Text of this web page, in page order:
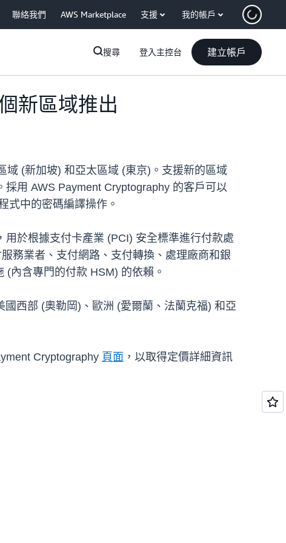
聯絡我們 AWS Marketplace 支援 我的帳戶
搜尋 登入主控台 建立帳戶
新區域推出
(新加坡) 和亞太區域 (東京)。支援新的區域
用 AWS Payment Cryptography 的客戶可以
式中的密碼編譯操作。
於根據支付卡產業 (PCI) 安全標準進行付款處
務業者、支付網路、支付轉換、處理廠商和銀
內含專門的付款 HSM) 的依賴。
西部 (奧勒岡)、歐洲 (愛爾蘭、法蘭克福) 和亞
Cryptography 頁面 ，以取得定價詳細資訊